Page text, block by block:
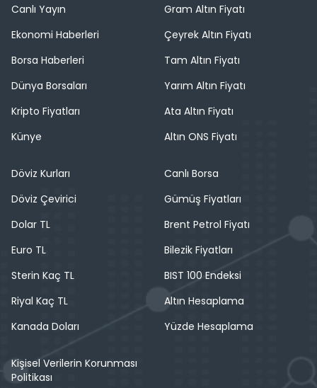
Canlı Yayın
Ekonomi Haberleri
Borsa Haberleri
Dünya Borsaları
Kripto Fiyatları
Künye
Gram Altın Fiyatı
Çeyrek Altın Fiyatı
Tam Altın Fiyatı
Yarım Altın Fiyatı
Ata Altın Fiyatı
Altın ONS Fiyatı
Döviz Kurları
Döviz Çevirici
Dolar TL
Euro TL
Sterin Kaç TL
Riyal Kaç TL
Kanada Doları
Canlı Borsa
Gümüş Fiyatları
Brent Petrol Fiyatı
Bilezik Fiyatları
BIST 100 Endeksi
Altın Hesaplama
Yüzde Hesaplama
Kişisel Verilerin Korunması
Politikası